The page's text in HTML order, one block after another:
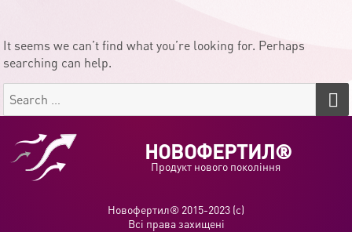
It seems we can’t find what you’re looking for. Perhaps
searching can help.
Search
for:
НОВОФЕРТИЛ®
Продукт нового покоління
Новофертил® 2015-2023 (с)
Всі права захищені